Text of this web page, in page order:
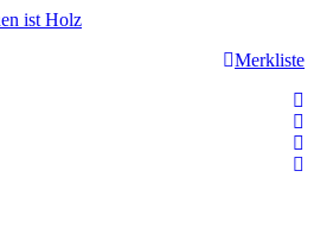
Merkliste